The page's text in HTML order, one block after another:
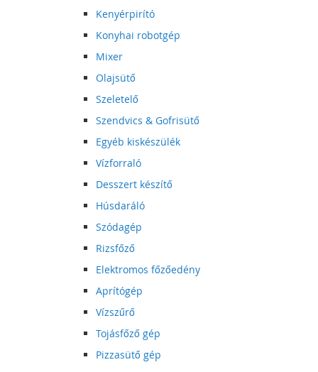
Kenyérpirító
Konyhai robotgép
Mixer
Olajsütő
Szeletelő
Szendvics & Gofrisütő
Egyéb kiskészülék
Vízforraló
Desszert készítő
Húsdaráló
Szódagép
Rizsfőző
Elektromos főzőedény
Aprítógép
Vízszűrő
Tojásfőző gép
Pizzasütő gép